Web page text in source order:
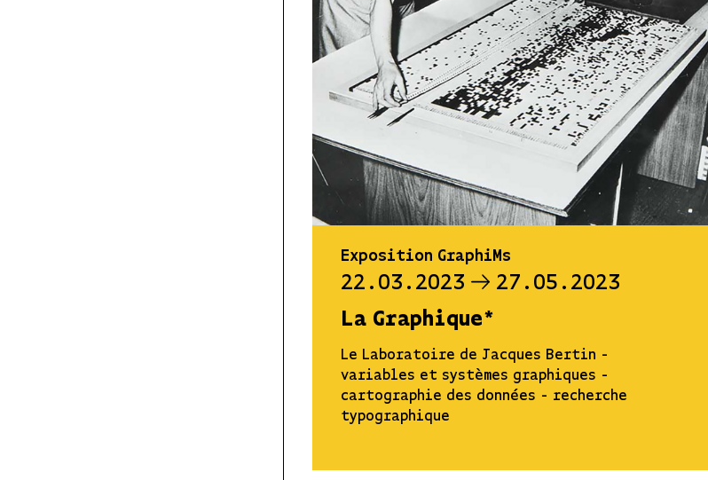
Exposition GraphiMs
22.03.2023
27.05.2023
La Graphique*
Le Laboratoire de Jacques Bertin -
variables et systèmes graphiques -
cartographie des données - recherche
typographique